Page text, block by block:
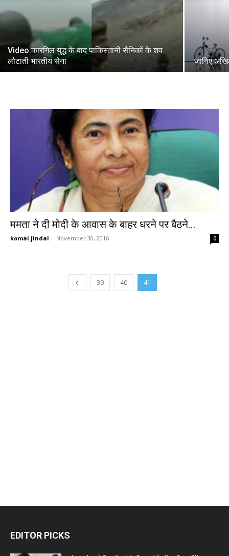
Video:कारगिल युद्ध के बाद पाकिस्तानी सैनिकों के शव
लौटाती भारतीय सेना
जानिए
ममता ने दी मोदी के आवास के बाहर धरने पर बैठने...
komal jindal - November 30, 2016 0
39 40 41
EDITOR PICKS